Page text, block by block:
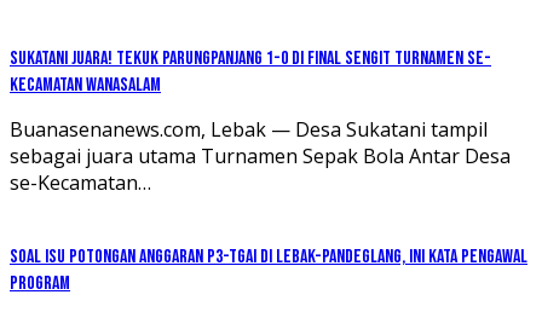
Sukatani Juara! Tekuk Parungpanjang 1-0 di Final Sengit Turnamen se-
Kecamatan Wanasalam
Buanasenanews.com, Lebak — Desa Sukatani tampil
sebagai juara utama Turnamen Sepak Bola Antar Desa
se-Kecamatan…
Soal Isu Potongan Anggaran P3-TGAI di Lebak-Pandeglang, Ini Kata Pengawal
Program